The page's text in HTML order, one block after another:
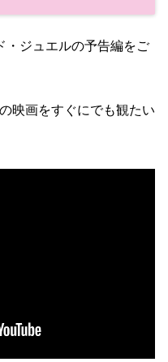
・ジュエルの予告編をご
映画をすぐにでも観たい